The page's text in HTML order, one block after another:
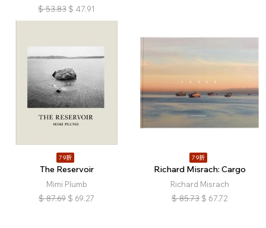
$ 53.83 $ 47.91
79折
The Reservoir
Mimi Plumb
$ 87.69 $ 69.27
79折
Richard Misrach: Cargo
Richard Misrach
$ 85.73 $ 67.72